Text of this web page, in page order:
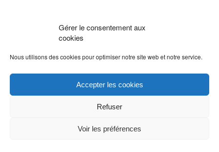
Gérer le consentement aux
cookies
Nous utilisons des cookies pour optimiser notre site web et notre service.
Accepter les cookies
Refuser
Voir les préférences